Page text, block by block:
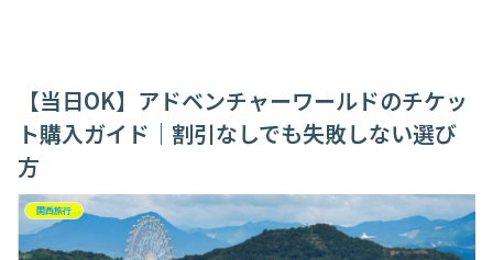
【当日OK】アドベンチャーワールドのチケッ
ト購入ガイド｜割引なしでも失敗しない選び
方
関西旅行